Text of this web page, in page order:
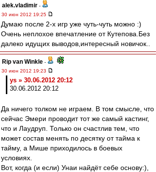
alek.vladimir -
30 июн 2012 19:25
Думаю после 2-х игр уже чуть-чуть можно :)
Очень неплохое впечатление от Кутепова.Без
далеко идущих выводов,интересный новичок..
Rip van Winkle -
30 июн 2012 19:23
ys » 30.06.2012 20:12
30.06.2012 20:12
Да ничего толком не играем. В том смысле, что
сейчас Эмери проводит тот же самый кастинг,
что и Лаудруп. Только он счастлив тем, что
может состав менять по десятку от тайма к
тайму, а Мише приходилось в боевых
условиях.
Вот, когда (и если) Унаи найдёт себе основу:),